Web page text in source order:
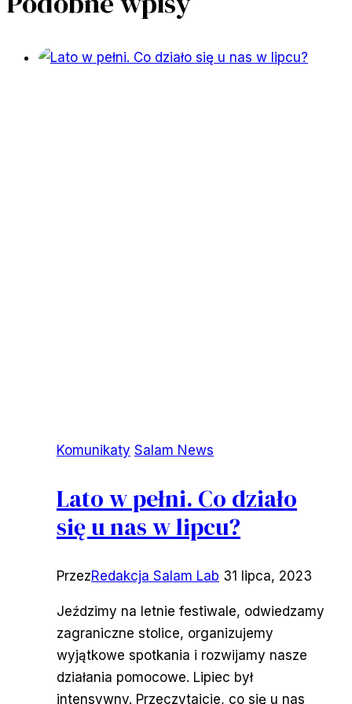
Komunikaty Salam News
Lato w pełni. Co działo
się u nas w lipcu?
PrzezRedakcja Salam Lab 31 lipca, 2023
Jeździmy na letnie festiwale, odwiedzamy
zagraniczne stolice, organizujemy
wyjątkowe spotkania i rozwijamy nasze
działania pomocowe. Lipiec był
intensywny. Przeczytajcie, co się u nas